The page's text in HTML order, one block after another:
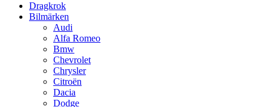
Dragkrok
Bilmärken
Audi
Alfa Romeo
Bmw
Chevrolet
Chrysler
Citroën
Dacia
Dodge